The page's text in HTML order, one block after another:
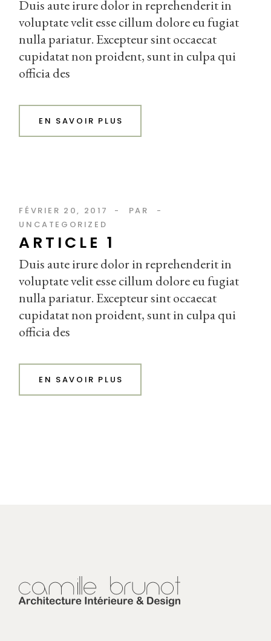
Duis aute irure dolor in reprehenderit in
voluptate velit esse cillum dolore eu fugiat
nulla pariatur. Excepteur sint occaecat
cupidatat non proident, sunt in culpa qui
officia des
EN SAVOIR PLUS
FÉVRIER 20, 2017
PAR
UNCATEGORIZED
ARTICLE 1
Duis aute irure dolor in reprehenderit in
voluptate velit esse cillum dolore eu fugiat
nulla pariatur. Excepteur sint occaecat
cupidatat non proident, sunt in culpa qui
officia des
EN SAVOIR PLUS